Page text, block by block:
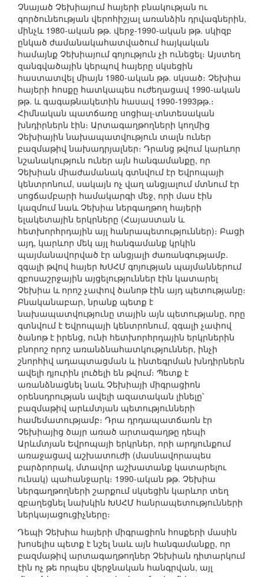
Չնայած Չեխիայում հայերի բնակության ու
գործունեության վերոհիշյալ առանձին դրվագներին,
մինչև 1980-ական թթ. վերջ-1990-ական թթ. սկիզբ
ընկած ժամանակահատվածում հայկական
համայնք Չեխիայում գոյություն չի ունեցել։ Այստեղ
զանգվածային կերպով հայերը սկսեցին
հաստատվել միայն 1980-ական թթ. սկսած։ Չեխիա
հայերի հոսքը հատկապես ուժեղացավ 1990-ական
թթ. և գագաթնակետին հասավ 1990-1993թթ.։
Հիմնական պատճառը սոցիալ-տնտեսական
խնդիրներն էին։ Արտագաղթողների կողմից
Չեխիային նախապատվություն տալն ուներ
բազմաթիվ նախադրյալներ։ Դրանց թվում կարևոր
նշանակություն ուներ այն հանգամանքը, որ
Չեխիան միաժամանակ գտնվում էր Եվրոպայի
կենտրոնում, սակայն ոչ վաղ անցյալում մտնում էր
սոցճամբարի համակարգի մեջ, որի մաս էին
կազմում նաև Չեխիա ներգաղթող հայերի
ելակետային երկրները (Հայաստան և
հետխորհրդային այլ հանրապետություններ)։ Բացի
այդ, կարևոր մեկ այլ հանգամանք կրկին
պայմանավորված էր անցյալի ժառանգությամբ.
զգալի թվով հայեր ԽՍՀՄ գոյության պայմաններում
զբոսաշրջային այցելություններ էին կատարել
Չեխիա և որոշ չափով ծանոթ էին այդ պետությանը։
Բնականաբար, նրանք պետք է
նախապատվությունը տային այն պետությանը, որը
գտնվում է Եվրոպայի կենտրոնում, զգալի չափով
ծանոթ է իրենց, ունի հետխորհրդային երկրներին
բնորոշ որոշ առանձնահատկություններ, ինչի
շնորհիվ ադապտացման և ինտեգրման խնդիրներն
ավելի դյուրին լուծելի են թվում։ Պետք է
առանձնացնել նաև Չեխիայի միգրացիոն
օրենսդրության ավելի ազատական լինելը՝
բազմաթիվ արևմտյան պետությունների
համեմատությամբ։ Դրա դրդապատճառն էր
Չեխիայից ծայր առած արտագաղթը դեպի
Արևմտյան Եվրոպայի երկրներ, որի արդյունքում
առաջացավ աշխատուժի (մասնավորապես
բարձրորակ, մտավոր աշխատանք կատարելու
ունակ) պահանջարկ։ 1990-ական թթ. Չեխիա
ներգաղթողների շարքում սկսեցին կարևոր տեղ
զբաղեցնել նախկին ԽՍՀՄ հանրապետությունների
ներկայացուցիչները։
Դեպի Չեխիա հայերի միգրացիոն հոսքերի մասին
խոսելիս պետք է նշել նաև այն հանգամանքը, որ
բազմաթիվ արտագաղթողներ Չեխիան դիտարկում
էին ոչ թե որպես վերջնական հանգրվան, այլ